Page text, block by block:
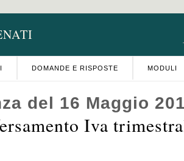
DOMANDE E RISPOSTE MODULI
del 16 Maggio
Iva